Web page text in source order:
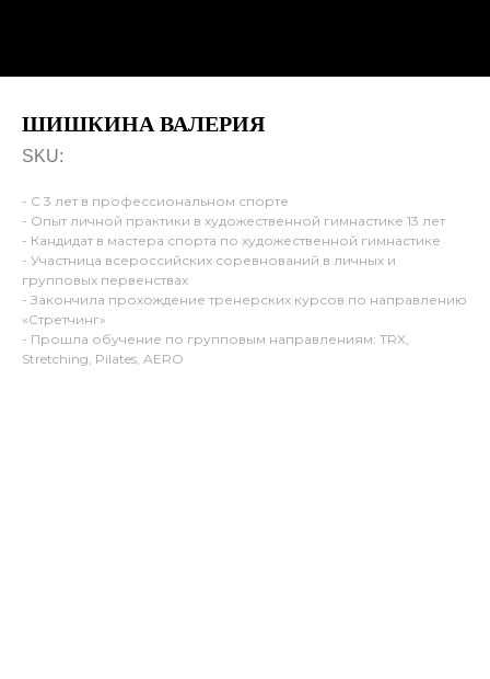
ШИШКИНА ВАЛЕРИЯ
SKU:
- С 3 лет в профессиональном спорте
- Опыт личной практики в художественной гимнастике 13 лет
- Кандидат в мастера спорта по художественной гимнастике
- Участница всероссийских соревнований в личных и
групповых первенствах
- Закончила прохождение тренерских курсов по направлению
«Стретчинг»
- Прошла обучение по групповым направлениям: TRX,
Stretching, Pilates, AERO